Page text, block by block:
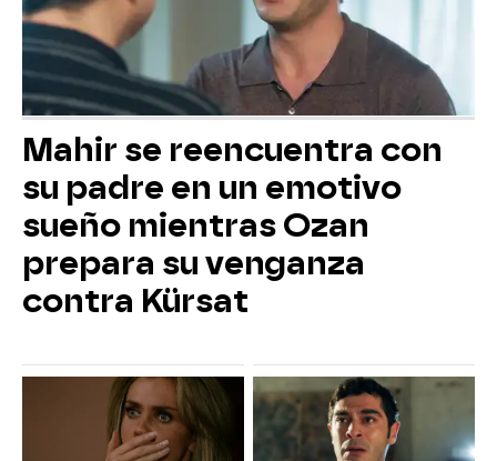
Mahir se reencuentra con
su padre en un emotivo
sueño mientras Ozan
prepara su venganza
contra Kürsat